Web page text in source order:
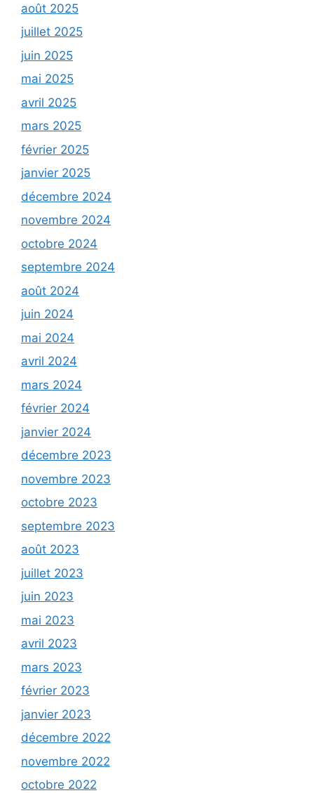
août 2025
juillet 2025
juin 2025
mai 2025
avril 2025
mars 2025
février 2025
janvier 2025
décembre 2024
novembre 2024
octobre 2024
septembre 2024
août 2024
juin 2024
mai 2024
avril 2024
mars 2024
février 2024
janvier 2024
décembre 2023
novembre 2023
octobre 2023
septembre 2023
août 2023
juillet 2023
juin 2023
mai 2023
avril 2023
mars 2023
février 2023
janvier 2023
décembre 2022
novembre 2022
octobre 2022